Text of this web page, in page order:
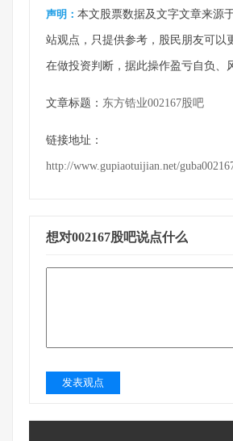
声明： 本文股票数据及文字文章来源
站观点，只提供参考，股民朋友可以
在做投资判断，据此操作盈亏自负、
文章标题： 东方锆业002167股吧
链接地址：
http://www.gupiaotuijian.net/
想对002167股吧说点什么
发表观点